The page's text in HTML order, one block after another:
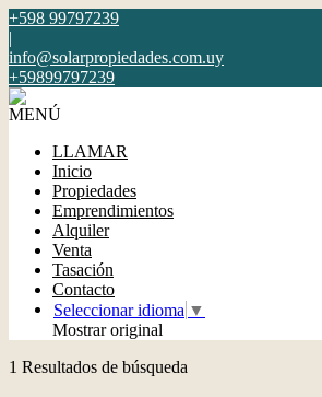
+598 99797239
|
info@solarpropiedades.com.uy
+59899797239
MENÚ
LLAMAR
Inicio
Propiedades
Emprendimientos
Alquiler
Venta
Tasación
Contacto
Seleccionar idioma ▼
Mostrar original
1 Resultados de búsqueda